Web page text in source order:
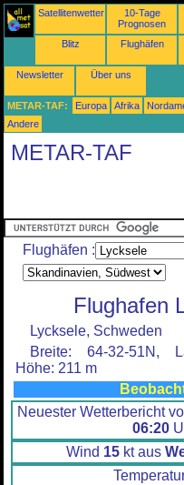
Satellitenwetter
10-Tage
Prognosen
Blitz Flughäfen
Newsletter Über uns
METAR-TAF: Europa Afrika
Andere
METAR-TAF
Flughäfen :
Flughafen
Lycksele, Schweden
Breite: 64-32-51N,
Höhe: 211 m
Neuester Wetterbericht
06:20
Wind 15 kt aus